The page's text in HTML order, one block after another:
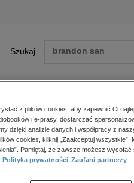
Szukaj
polityka, społeczno-
psychologiczne
główna Grzegorz Pac
Pac
z plików cookies, aby zapewnić Ci
i e-prasy, dostarczać
dzięki analizie danych i współpracy z
cookies, kliknij „Zaakceptuj
Pamiętaj, że zawsze możesz
Polityka prywatności Zaufani partnerzy